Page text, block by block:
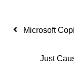
Yazı
Microsoft
Just